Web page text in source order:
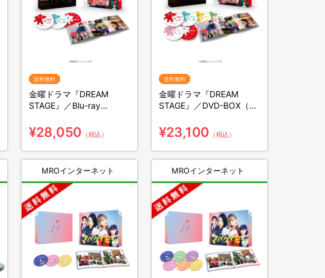
送料無料
金曜ドラマ『DREAM
STAGE』／Blu-ray
¥28,050 （税込）
送料無料
金曜ドラマ『DREAM
STAGE』／DVD-BOX（送
¥23,100 （税込）
MROインターネット MROインターネット